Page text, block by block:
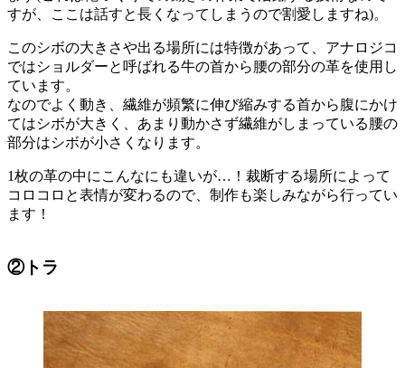
すが、ここは話すと長くなってしまうので割愛しますね)。
このシボの大きさや出る場所には特徴があって、アナロジコ
ではショルダーと呼ばれる牛の首から腰の部分の革を使用し
ています。
なのでよく動き、繊維が頻繁に伸び縮みする首から腹にかけ
てはシボが大きく、あまり動かさず繊維がしまっている腰の
部分はシボが小さくなります。
1枚の革の中にこんなにも違いが…！裁断する場所によって
コロコロと表情が変わるので、制作も楽しみながら行ってい
ます！
②トラ